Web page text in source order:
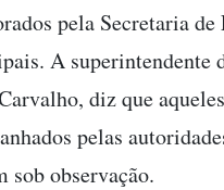
pela Secretaria de
A superintendente
diz que
pelas
sob observação.